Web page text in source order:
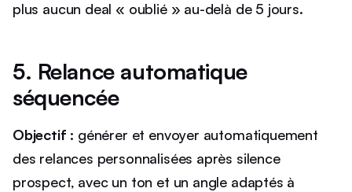
plus aucun deal « oublié » au-delà de 5 jours.
5. Relance automatique
séquencée
Objectif : générer et envoyer automatiquement
des relances personnalisées après silence
prospect, avec un ton et un angle adaptés à